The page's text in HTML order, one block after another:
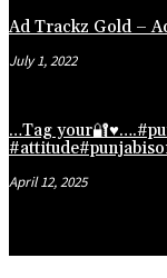
giriş
Ad Trackz Gold –
July 1, 2022
…Tag
April 12, 2025